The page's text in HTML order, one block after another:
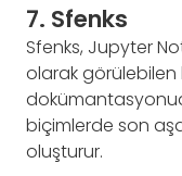
7. Sfenks
Sfenks, Jupyter
olarak
biçimlerde son
oluşturur.